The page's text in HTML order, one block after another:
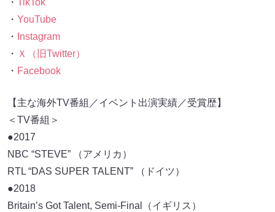
・ YouTube
・
Instagram
・ Ｘ（旧Twitter）
・ Facebook
【主な海外TV番組／イベント出演実績／受賞歴】
＜TV番組＞
●2017
NBC “STEVE” （アメリカ）
RTL “DAS SUPER TALENT” （ドイツ）
●2018
Britain’s Got Talent, Semi-Final（イギリス）